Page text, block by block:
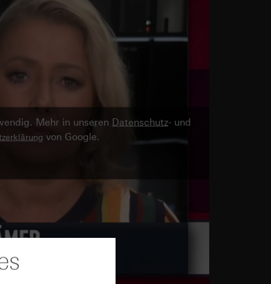
Mehr in unseren Datenschutz- und
von Google.